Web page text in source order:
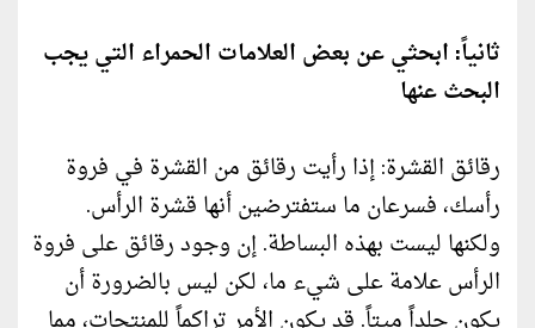
ثانياً: ابحثي عن بعض العلامات الحمراء التي يجب
البحث عنها
رقائق القشرة: إذا رأيت رقائق من القشرة في فروة
رأسك، فسرعان ما ستفترضين أنها قشرة الرأس.
ولكنها ليست بهذه البساطة. إن وجود رقائق على فروة
الرأس علامة على شيء ما، لكن ليس بالضرورة أن